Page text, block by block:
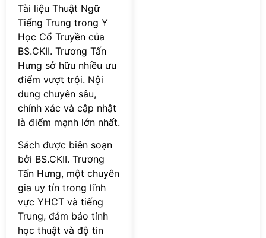
Tài liệu Thuật Ngữ
Tiếng Trung trong Y
Học Cổ Truyền của
BS.CKII. Trương Tấn
Hưng sở hữu nhiều ưu
điểm vượt trội. Nội
dung chuyên sâu,
chính xác và cập nhật
là điểm mạnh lớn nhất.
Sách được biên soạn
bởi BS.CKII. Trương
Tấn Hưng, một chuyên
gia uy tín trong lĩnh
vực YHCT và tiếng
Trung, đảm bảo tính
học thuật và độ tin